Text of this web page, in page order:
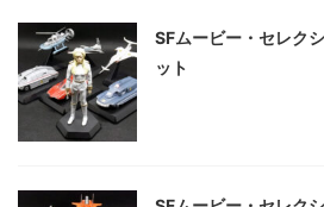
SFムービー・セレク
ット